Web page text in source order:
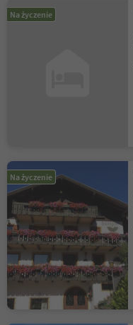
Na życzenie
Na życzenie